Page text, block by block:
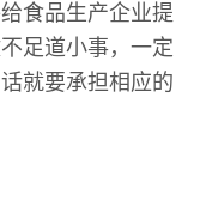
食品生产企业提
足道小事，一定
就要承担相应的